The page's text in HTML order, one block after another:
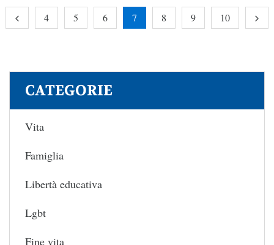
4 5 6 7 8 9 10
CATEGORIE
Vita
Famiglia
Libertà educativa
Lgbt
Fine vita